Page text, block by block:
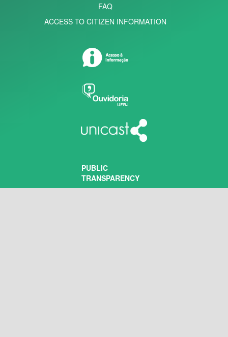
FAQ
ACCESS TO CITIZEN INFORMATION
PUBLIC
TRANSPARENCY